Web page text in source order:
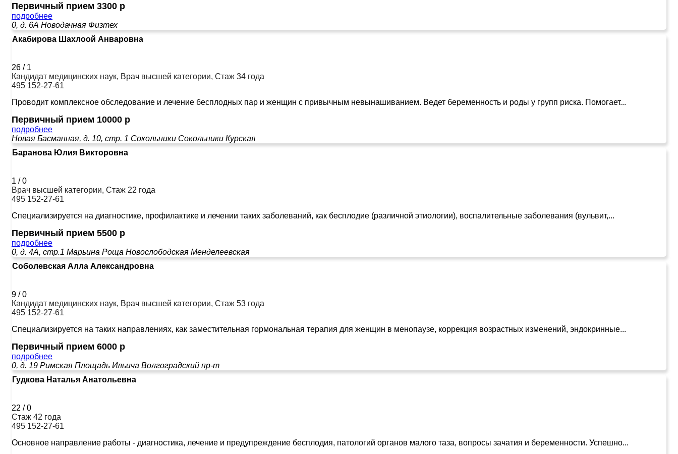
Первичный прием 3300 р
подробнее
0, д. 6А Новодачная Физтех
Акабирова Шахлоой Анваровна
26 / 1
Кандидат медицинских наук, Врач высшей категории, Стаж 34 года
495 152-27-61
Проводит комплексное обследование и лечение бесплодных пар и женщин с привычным невынашиванием. Ведет беременность и роды у групп риска. Помогает...
Первичный прием 10000 р
подробнее
Новая Басманная, д. 10, стр. 1 Сокольники Сокольники Курская
Баранова Юлия Викторовна
1 /0
Врач высшей категории, Стаж 22 года
495 152-27-61
Специализируется на диагностике, профилактике и лечении таких заболеваний, как бесплодие (различной этиологии), воспалительные заболевания (вульвит,...
Первичный прием 5500 р
подробнее
0, д. 4А, стр.1 Марьина Роща Новослободская Менделеевская
Соболевская Алла Александровна
9 /0
Кандидат медицинских наук, Врач высшей категории, Стаж 53 года
495 152-27-61
Специализируется на таких направлениях, как заместительная гормональная терапия для женщин в менопаузе, коррекция возрастных изменений, эндокринные...
Первичный прием 6000 р
подробнее
0, д. 19 Римская Площадь Ильича Волгоградский пр-т
Гудкова Наталья Анатольевна
22 /0
Стаж 42 года
495 152-27-61
Основное направление работы - диагностика, лечение и предупреждение бесплодия, патологий органов малого таза, вопросы зачатия и беременности. Успешно...